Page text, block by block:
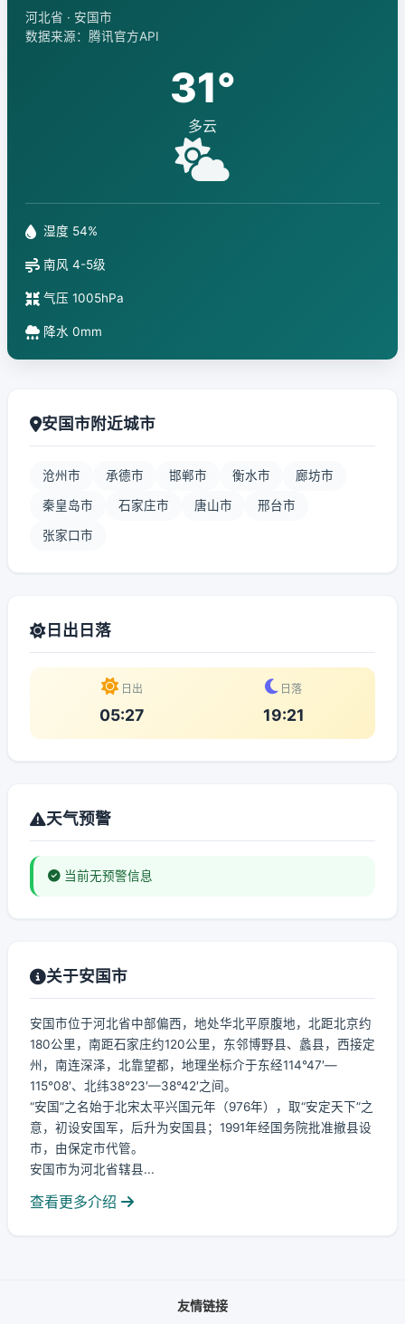
河北省 · 安国市
数据来源：腾讯官方API
31°
多云
湿度 54%
南风 4-5级
气压 1005hPa
降水 0mm
安国市附近城市
沧州市 承德市 邯郸市 衡水市 廊坊市
秦皇岛市 石家庄市 唐山市 邢台市
张家口市
日出日落
日出
05:27
日落
19:21
天气预警
当前无预警信息
关于安国市
安国市位于河北省中部偏西，地处华北平原腹地，北距北京约
180公里，南距石家庄约120公里，东邻博野县、蠡县，西接定
州，南连深泽，北靠望都，地理坐标介于东经114°47′—
115°08′、北纬38°23′—38°42′之间。
“安国”之名始于北宋太平兴国元年（976年），取“安定天下”之
意，初设安国军，后升为安国县；1991年经国务院批准撤县设
市，由保定市代管。
安国市为河北省辖县...
查看更多介绍
友情链接